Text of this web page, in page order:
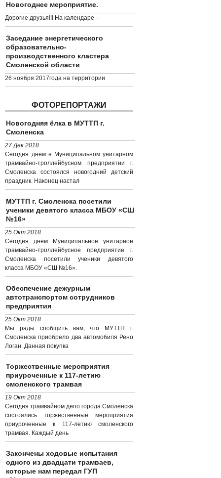
Новогоднее мероприятие.
Дорогие друзья!!! На календаре –
Заседание энергетического
образовательно-
производственного кластера
Смоленской области
26 ноября 2017года на территории
ФОТОРЕПОРТАЖИ
Новогодняя ёлка в МУТТП г.
Смоленска
27 Дек 2018
Сегодня днём в Муниципальном унитарном
трамвайно-троллейбусном предприятии г.
Смоленска состоялся новогодний детский
праздник. Наконец настал
МУТТП г. Смоленска посетили
ученики девятого класса МБОУ «СШ
№16»
25 Окт 2018
Сегодня днём Муниципальное унитарное
трамвайно-троллейбусное предприятие г.
Смоленска посетили ученики девятого
класса МБОУ «СШ №16».
Обеспечение дежурным
автотранспортом сотрудников
предприятия
25 Окт 2018
Мы рады сообщить вам, что МУТТП г.
Смоленска приобрело два автомобиля Рено
Логан. Данная покупка
Торжественные мероприятия
приуроченные к 117-летию
смоленского трамвая
19 Окт 2018
Сегодня трамвайном депо города Смоленска
состоялись торжественные мероприятия
приуроченные к 117-летию смоленского
трамвая. Каждый день
Закончены ходовые испытания
одного из двадцати трамваев,
которые нам передал ГУП